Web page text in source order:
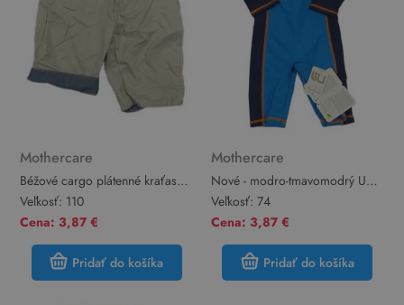
Mothercare
Béžové cargo plátenné kraťasy
Mothercare
Veľkosť: 110
Cena: 3,87 €
Pridať do košíka
Mothercare
Nové - modro-tmavomodrý UV
overal s ponorkou Mothercare
Veľkosť: 74
Cena: 3,87 €
Pridať do košíka